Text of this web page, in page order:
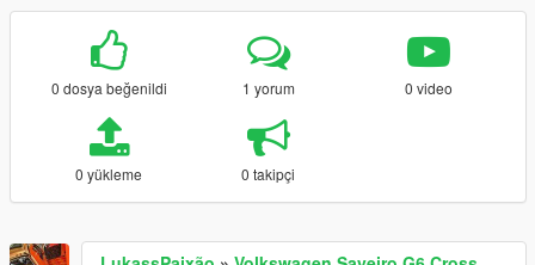
0 dosya beğenildi 1 yorum 0 video
0 yükleme 0 takipçi